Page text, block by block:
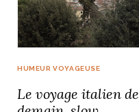
HUMEUR VOYAGEUSE
Le voyage italien de